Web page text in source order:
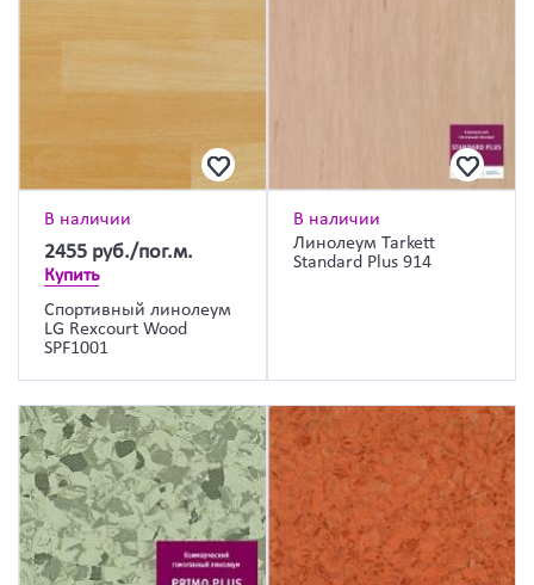
В наличии
2455 руб./пог.м.
Купить
Спортивный линолеум
LG Rexcourt Wood
SPF1001
В наличии
Линолеум Tarkett
Standard Plus 914